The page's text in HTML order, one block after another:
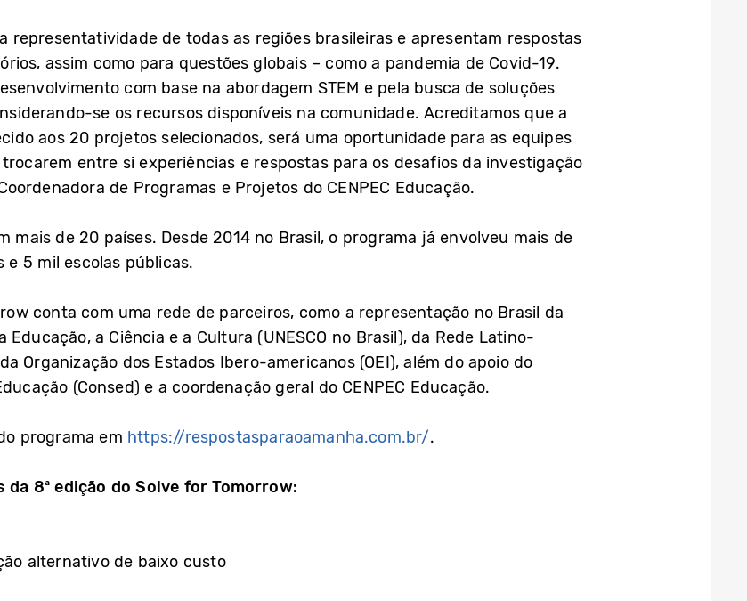
representatividade de todas as regiões brasileiras e apresentam respostas
assim como para questões globais – como a pandemia de Covid-19.
com base na abordagem STEM e pela busca de soluções
se os recursos disponíveis na comunidade. Acreditamos que a
aos 20 projetos selecionados, será uma oportunidade para as equipes
entre si experiências e respostas para os desafios da investigação
de Programas e Projetos do CENPEC Educação.
mais de 20 países. Desde 2014 no Brasil, o programa já envolveu mais de
5 mil escolas públicas.
conta com uma rede de parceiros, como a representação no Brasil da
Educação, a Ciência e a Cultura (UNESCO no Brasil), da Rede Latino-
Organização dos Estados Ibero-americanos (OEI), além do apoio do
(Consed) e a coordenação geral do CENPEC Educação.
programa em https://respostasparaoamanha.com.br/.
8ª edição do Solve for Tomorrow:
alternativo de baixo custo